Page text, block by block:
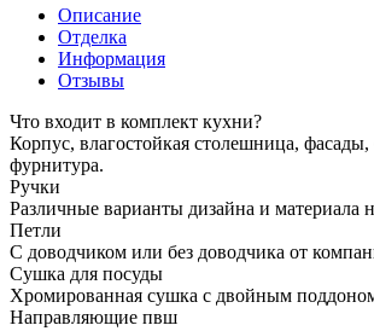
Описание
Отделка
Информация
Отзывы
Что входит в комплект кухни?
Корпус, влагостойкая столешница, фасады,
фурнитура.
Ручки
Различные варианты дизайна и материала
Петли
С доводчиком или без доводчика от
Сушка для посуды
Хромированная сушка с двойным
Направляющие пвш